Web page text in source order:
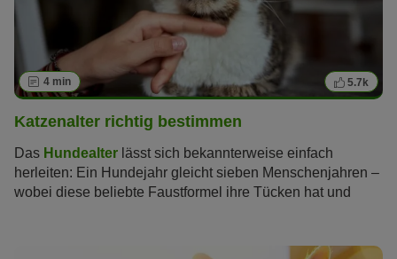
4 min 5.7k
Katzenalter richtig bestimmen
Das Hundealter lässt sich bekannterweise einfach
herleiten: Ein Hundejahr gleicht sieben Menschenjahren –
wobei diese beliebte Faustformel ihre Tücken hat und
umrechnen? Wie alt werden Katzen überhaupt? Und ab